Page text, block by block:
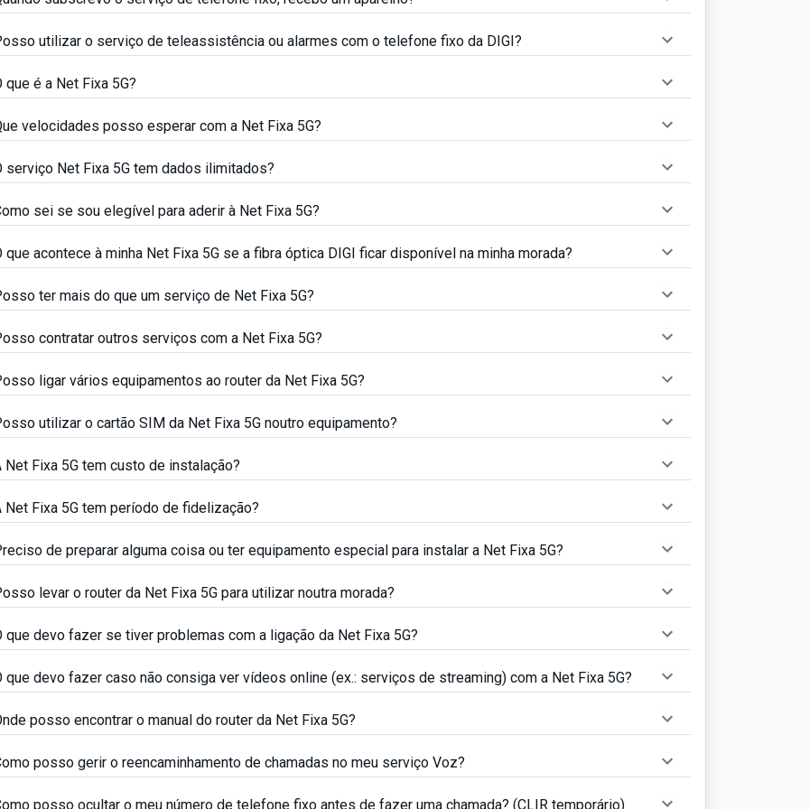
utilizar o serviço de teleassistência ou alarmes com o telefone fixo da DIGI?
que é a Net Fixa 5G?
velocidades posso esperar com a Net Fixa 5G?
serviço Net Fixa 5G tem dados ilimitados?
sei se sou elegível para aderir à Net Fixa 5G?
que acontece à minha Net Fixa 5G se a fibra óptica DIGI ficar disponível na minha morada?
ter mais do que um serviço de Net Fixa 5G?
contratar outros serviços com a Net Fixa 5G?
ligar vários equipamentos ao router da Net Fixa 5G?
utilizar o cartão SIM da Net Fixa 5G noutro equipamento?
Net Fixa 5G tem custo de instalação?
Net Fixa 5G tem período de fidelização?
de preparar alguma coisa ou ter equipamento especial para instalar a Net Fixa 5G?
levar o router da Net Fixa 5G para utilizar noutra morada?
que devo fazer se tiver problemas com a ligação da Net Fixa 5G?
que devo fazer caso não consiga ver vídeos online (ex.: serviços de streaming) com a Net Fixa 5G?
posso encontrar o manual do router da Net Fixa 5G?
posso gerir o reencaminhamento de chamadas no meu serviço Voz?
posso ocultar o meu número de telefone fixo antes de fazer uma chamada? (CLIR temporário)